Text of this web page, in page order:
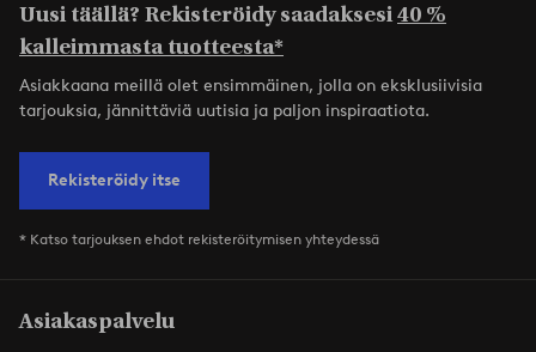
Uusi täällä? Rekisteröidy saadaksesi40 %
kalleimmasta tuotteesta*
Asiakkaana meillä olet ensimmäinen, jolla on eksklusiivisia
tarjouksia, jännittäviä uutisia ja paljon inspiraatiota.
Rekisteröidy itse
* Katso tarjouksen ehdot rekisteröitymisen yhteydessä
Asiakaspalvelu